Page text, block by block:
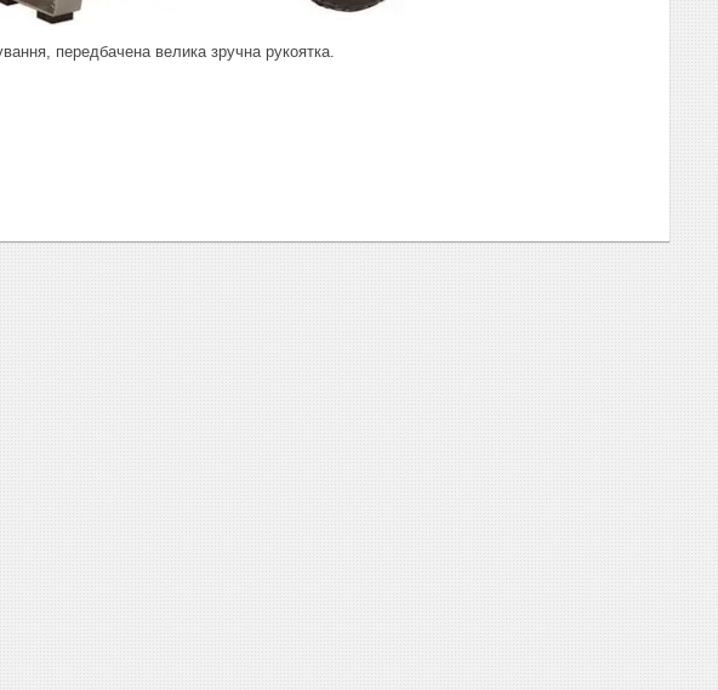
передбачена велика зручна рукоятка.